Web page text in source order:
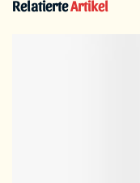
RelatierteArtikel